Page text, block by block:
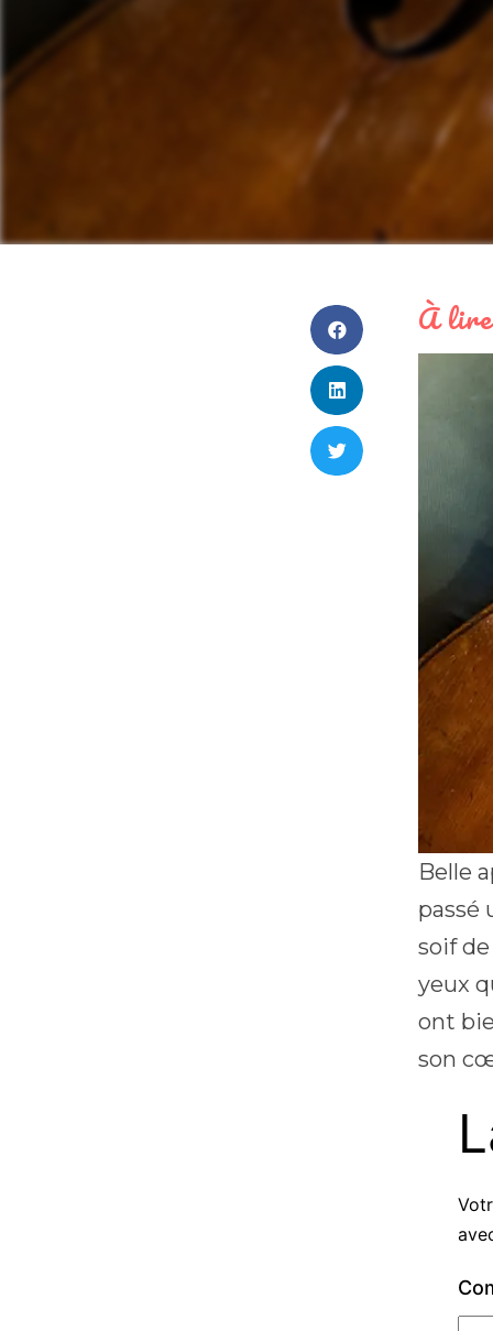
À lire
Belle
passé
soif
yeux
ont
son